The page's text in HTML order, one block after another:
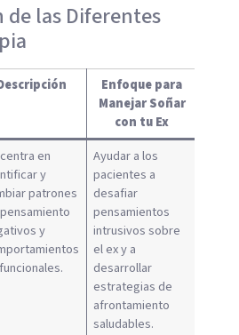
de las Diferentes
Enfoque para
Manejar Soñar
con tu Ex
en
y
patrones
y
Ayudar a los
pacientes a
desafiar
pensamientos
intrusivos sobre
el ex y a
desarrollar
estrategias de
afrontamiento
saludables.